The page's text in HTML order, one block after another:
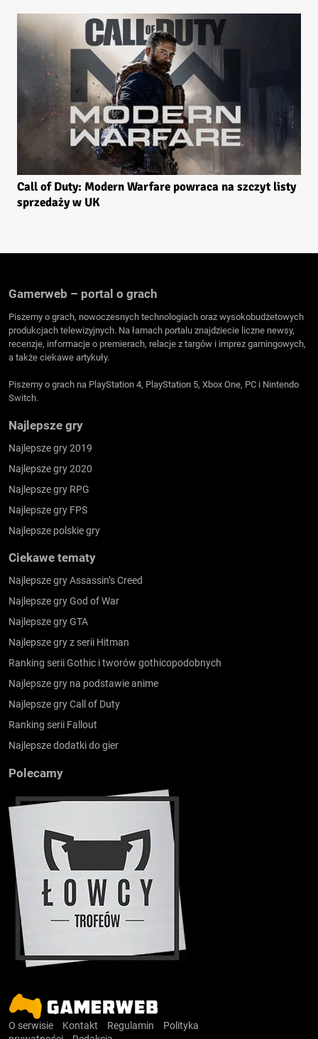
Call of Duty: Modern Warfare powraca na szczyt listy
sprzedaży w UK
Gamerweb – portal o grach
Piszemy o grach, nowoczesnych technologiach oraz wysokobudżetowych
produkcjach telewizyjnych. Na łamach portalu znajdziecie liczne newsy,
recenzje, informacje o premierach, relacje z targów i imprez gamingowych,
a także ciekawe artykuły.
Piszemy o grach na PlayStation 4, PlayStation 5, Xbox One, PC i Nintendo
Switch.
Najlepsze gry
Najlepsze gry 2019
Najlepsze gry 2020
Najlepsze gry RPG
Najlepsze gry FPS
Najlepsze polskie gry
Ciekawe tematy
Najlepsze gry Assassin’s Creed
Najlepsze gry God of War
Najlepsze gry GTA
Najlepsze gry z serii Hitman
Ranking serii Gothic i tworów gothicopodobnych
Najlepsze gry na podstawie anime
Najlepsze gry Call of Duty
Ranking serii Fallout
Najlepsze dodatki do gier
Polecamy
O serwisie Kontakt Regulamin
Polityka